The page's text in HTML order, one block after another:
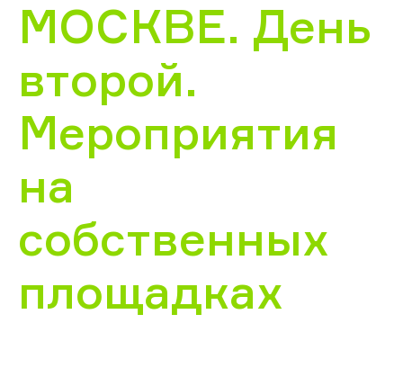
МОСКВЕ. День
второй.
Мероприятия
на
собственных
площадках